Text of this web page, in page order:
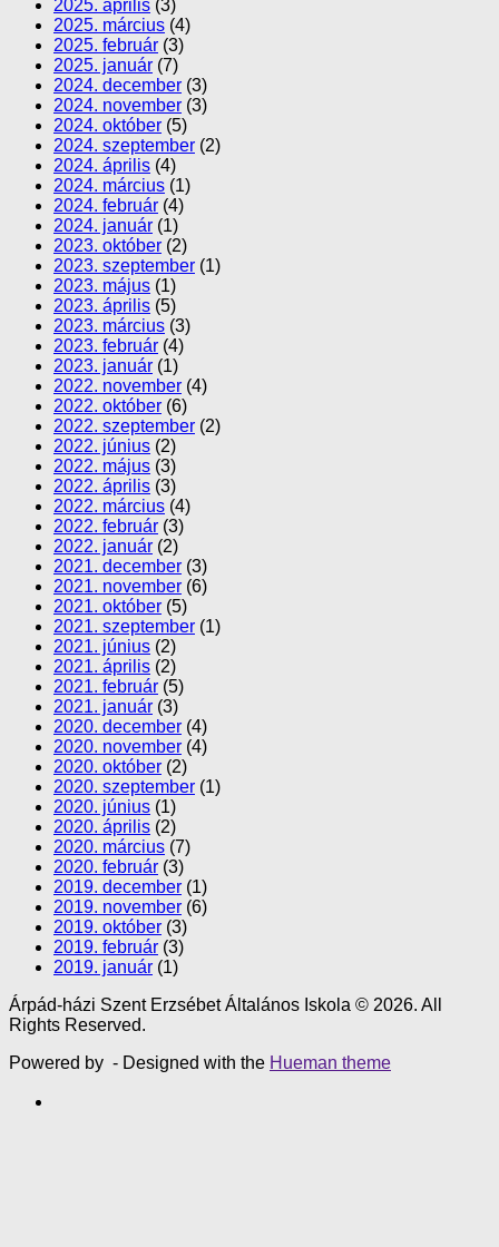
2025. április (3)
2025. március (4)
2025. február (3)
2025. január (7)
2024. december (3)
2024. november (3)
2024. október (5)
2024. szeptember (2)
2024. április (4)
2024. március (1)
2024. február (4)
2024. január (1)
2023. október (2)
2023. szeptember (1)
2023. május (1)
2023. április (5)
2023. március (3)
2023. február (4)
2023. január (1)
2022. november (4)
2022. október (6)
2022. szeptember (2)
2022. június (2)
2022. május (3)
2022. április (3)
2022. március (4)
2022. február (3)
2022. január (2)
2021. december (3)
2021. november (6)
2021. október (5)
2021. szeptember (1)
2021. június (2)
2021. április (2)
2021. február (5)
2021. január (3)
2020. december (4)
2020. november (4)
2020. október (2)
2020. szeptember (1)
2020. június (1)
2020. április (2)
2020. március (7)
2020. február (3)
2019. december (1)
2019. november (6)
2019. október (3)
2019. február (3)
2019. január (1)
Árpád-házi Szent Erzsébet Általános Iskola © 2026. All
Rights Reserved.
Powered by - Designed with the Hueman theme